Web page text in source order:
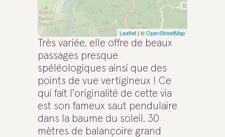
Leaflet | ©OpenStreetMap
Très variée, elle offre de beaux
passages presque
spéléologiques ainsi que des
points de vue vertigineux ! Ce
qui fait l'originalité de cette via
est son fameux saut pendulaire
dans la baume du soleil. 30
mètres de balançoire grand